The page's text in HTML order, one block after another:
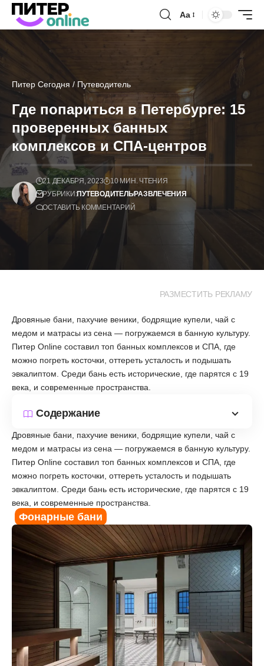
Аа
Питер Сегодня / Путеводитель
Где попариться в Петербурге: 15
проверенных банных
комплексов и СПА-центров
21 ДЕКАБРЯ, 2023
10 МИН. ЧТЕНИЯ
РУБРИКИ:ПУТЕВОДИТЕЛЬРАЗВЛЕЧЕНИЯ
ОСТАВИТЬ КОММЕНТАРИЙ
РАЗМЕСТИТЬ РЕКЛАМУ
Дровяные бани, пахучие веники, бодрящие купели, чай с
медом и матрасы из сена — погружаемся в банную культуру.
Питер Online составил топ банных комплексов и СПА, где
можно погреть косточки, оттереть усталость и подышать
эвкалиптом. Среди бань есть исторические, где парятся с 19
века, и современные пространства.
Содержание
Дровяные бани, пахучие веники, бодрящие купели, чай с
медом и матрасы из сена — погружаемся в банную культуру.
Питер Online составил топ банных комплексов и СПА, где
можно погреть косточки, оттереть усталость и подышать
эвкалиптом. Среди бань есть исторические, где парятся с 19
века, и современные пространства.
Фонарные бани